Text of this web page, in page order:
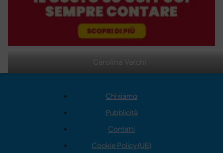
Carolina Varchi
Chi siamo
Pubblicità
Contatti
Cookie Policy (UE)